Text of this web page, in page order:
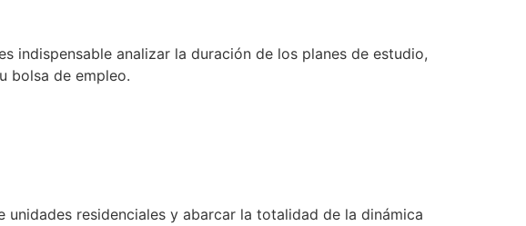
indispensable analizar la duración de los planes de estudio,
bolsa de empleo.
residenciales y abarcar la totalidad de la dinámica